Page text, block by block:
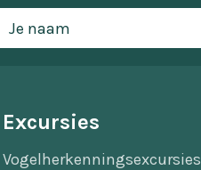
Excursies
Vogelherkenningsexcursies